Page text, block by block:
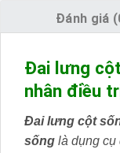
Đánh giá
Đai lưng
nhân điều
Đai lưng cột
sống là dụng cụ